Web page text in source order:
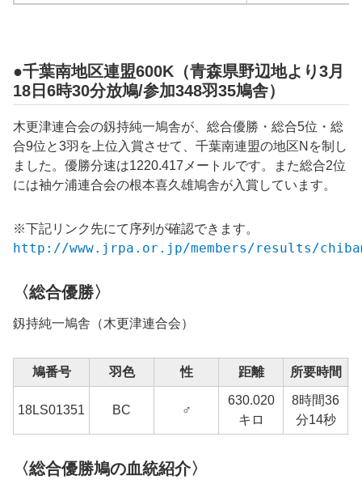
●千葉南地区連盟600K（青森県野辺地より3月
18日6時30分放鳩/参加348羽35鳩舎）
木更津連合会の釼持純一鳩舎が、総合優勝・総合5位・総
合9位と3羽を上位入賞させて、千葉南連盟の地区Nを制し
ました。優勝分速は1220.417メートルです。また総合2位
には袖ケ浦連合会の根本喜久雄鳩舎が入賞しています。
※下記リンク先にて序列が確認できます。
http://www.jrpa.or.jp/members/results/
〈総合優勝〉
釼持純一鳩舎（木更津連合会）
鳩番号 羽色 性 距離 所要時間
18LS01351 BC ♂
630.020
キロ
8時間36
分14秒
〈総合優勝鳩の血統紹介〉